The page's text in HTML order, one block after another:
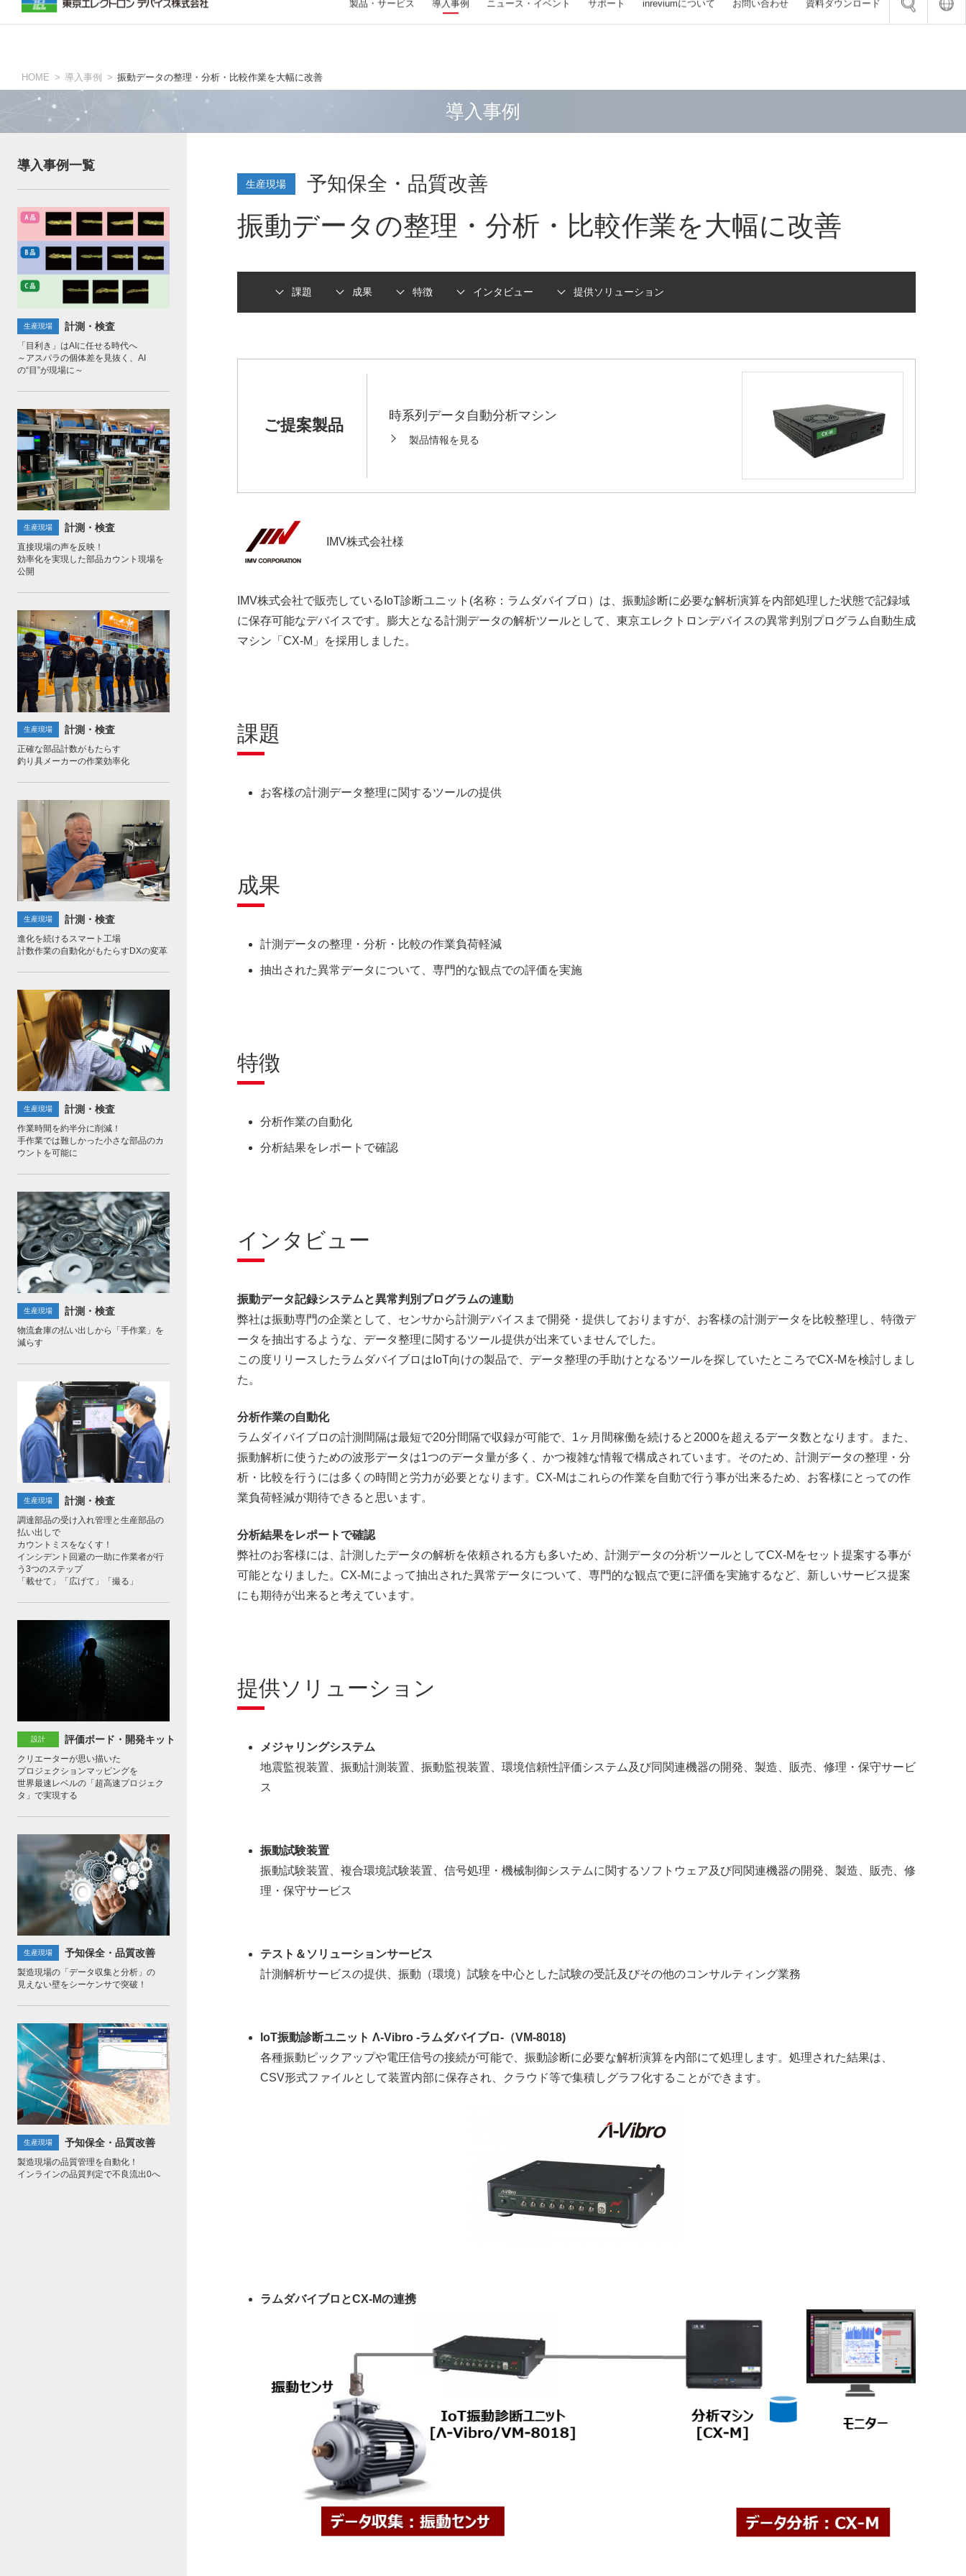
製品・ サービス
生産現場の方
人依存の工程を自動化
製品
面取り・バリ取り・皿もみ加工作業をティーチ
材料袋のデパレタイズロボット
ソリューション
室外機 ピッキング・仕分け
予知保全・品質改善
製品
異常検知・設備診断システム
時系列データ自動分析マシン
サービス
設備データドックサービス
フラットパネル検査装置
フラットパネル検査装置
ウェーハ欠陥検査装置
SiCウェーハ 欠陥検査装置
マスクブランクス 欠陥検査装置
SiC 潜在欠陥検査装置／通電劣化シミュレータ
計数器・パーツカウンター
設計の方
評価ボード・開発キット
評価ボード（FMC）
HDMI2.1 FMCカード
D-PHY対応MIPI FMCカード
DisplayPort 1.4 FMCカード
評価ボード（FPGA）
研究開発用途 超高速プロジェクタ DynaFlash
量産モジュール・IPコア
V-by-One HS IPコア (ザイリンクス FPGA 対応)
Zynq SoC インダストリアル対応 SoM
MECHATROLINK-III IPマスタ/スレーブコア (ザイ
リンクス/ラティス FPGA 対応)
FPGA/マイコン 開発ソリューション
TI Arm®-Cortex® ベース MCU/MPU シリーズ開
FPGAを用いたMIPIインタフェース開発
PCIe接続アクセラレータカードの開発
DSPを使用した高速デジタル信号処理ボードの
開発
i.MX シリーズ開発
MSP432E4開発
C2000™ リアルタイム・マイコン開発
サービス
開発受託 オンライン相談サロン
量産受託 オンライン相談サロン
SiからSiC/Ganへパワー半導体の進化と応用領
電源IC置換を支援する設計・技術サポート環境
オプトエレクトロニクスを活用した開発
装置メーカーの方
画像処理ライブラリ
WIL（Windows向けライブラリ）
FIE for Linux / FTL for Linux（Linux向けライブ
FAST Vision Library for LNX（LNX向けライブラ
リ）
FV-AID / WIL-PDL（AI開発ツール、WIL推論ラ
FAST Vision ActiveX Components（Windows向
けライブラリ）
画像処理装置
画像処理装置
FV 1410 （小型ボックスタイプ）
FV 1420 （小型ボックスタイプ）
FV 2350 （ミニタワータイプ）
画像入力ボード
Camera Link（Base）画像入力ボード
II320-PNP
計測・検査・位置合わせ
位置決め・アライメント
位置決め・アライメント FV-alignerⅡ
印刷検査システム
FAST-3DPackage
3D計測・検査システム(光切断) FV-
SurfaceFinder
導入事例 ニュース ・イベント
ニュース・イベントトップ ニュース
サポート inreviumについて
inreviumについて グローバルデザインサービスネットワーク
お問い合わせ 資料ダウンロード
TOKYO ELECTRON DEVICE AMERICA
HOME 導入事例 振動データの整理・分析・比較作業を大幅に改善
導入事例
生産現場 予知保全・品質改善
振動データの整理・分析・比較作業を大幅に改善
課題 成果 特徴 インタビュー 提供ソリューション
ご提案製品
時系列データ自動分析マシン
製品情報を見る
IMV株式会社様
IMV株式会社で販売しているIoT診断ユニット(名称：ラムダバイブロ）は、振動診断に必要な解析演算を内部処理した状態で記録域
に保存可能なデバイスです。膨大となる計測データの解析ツールとして、東京エレクトロンデバイスの異常判別プログラム自動生成
マシン「CX-M」を採用しました。
課題
お客様の計測データ整理に関するツールの提供
成果
計測データの整理・分析・比較の作業負荷軽減
抽出された異常データについて、専門的な観点での評価を実施
特徴
分析作業の自動化
分析結果をレポートで確認
インタビュー
振動データ記録システムと異常判別プログラムの連動
弊社は振動専門の企業として、センサから計測デバイスまで開発・提供しておりますが、お客様の計測データを比較整理し、特徴デ
ータを抽出するような、データ整理に関するツール提供が出来ていませんでした。
この度リリースしたラムダバイブロはIoT向けの製品で、データ整理の手助けとなるツールを探していたところでCX-Mを検討しまし
た。
分析作業の自動化
ラムダイバイブロの計測間隔は最短で20分間隔で収録が可能で、1ヶ月間稼働を続けると2000を超えるデータ数となります。また、
振動解析に使うための波形データは1つのデータ量が多く、かつ複雑な情報で構成されています。そのため、計測データの整理・分
析・比較を行うには多くの時間と労力が必要となります。CX-Mはこれらの作業を自動で行う事が出来るため、お客様にとっての作
業負荷軽減が期待できると思います。
分析結果をレポートで確認
弊社のお客様には、計測したデータの解析を依頼される方も多いため、計測データの分析ツールとしてCX-Mをセット提案する事が
可能となりました。CX-Mによって抽出された異常データについて、専門的な観点で更に評価を実施するなど、新しいサービス提案
にも期待が出来ると考えています。
提供ソリューション
メジャリングシステム
地震監視装置、振動計測装置、振動監視装置、環境信頼性評価システム及び同関連機器の開発、製造、販売、修理・保守サービ
ス
振動試験装置
振動試験装置、複合環境試験装置、信号処理・機械制御システムに関するソフトウェア及び同関連機器の開発、製造、販売、修
理・保守サービス
テスト＆ソリューションサービス
計測解析サービスの提供、振動（環境）試験を中心とした試験の受託及びその他のコンサルティング業務
IoT振動診断ユニット Λ-Vibro -ラムダバイブロ-（VM-8018)
各種振動ピックアップや電圧信号の接続が可能で、振動診断に必要な解析演算を内部にて処理します。処理された結果は、
CSV形式ファイルとして装置内部に保存され、クラウド等で集積しグラフ化することができます。
ラムダバイブロとCX-Mの連携
導入事例一覧
生産現場 計測・検査
「目利き」はAIに任せる時代へ
～アスパラの個体差を見抜く、AI
の“目”が現場に～
生産現場 計測・検査
直接現場の声を反映！
効率化を実現した部品カウント現場を
公開
生産現場 計測・検査
正確な部品計数がもたらす
釣り具メーカーの作業効率化
生産現場 計測・検査
進化を続けるスマート工場
計数作業の自動化がもたらすDXの変革
生産現場 計測・検査
作業時間を約半分に削減！
手作業では難しかった小さな部品のカ
ウントを可能に
生産現場 計測・検査
物流倉庫の払い出しから「手作業」を
減らす
生産現場 計測・検査
調達部品の受け入れ管理と生産部品の
払い出しで
カウントミスをなくす！
インシデント回避の一助に作業者が行
う3つのステップ
「載せて」「広げて」「撮る」
設計 評価ボード・開発キット
クリエーターが思い描いた
プロジェクションマッピングを
世界最速レベルの「超高速プロジェク
タ」で実現する
生産現場 予知保全・品質改善
製造現場の「データ収集と分析」の
見えない壁をシーケンサで突破！
生産現場 予知保全・品質改善
製造現場の品質管理を自動化！
インラインの品質判定で不良流出0へ